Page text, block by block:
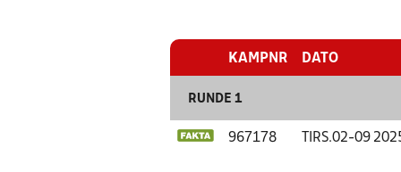
KAMPNR DATO
RUNDE 1
967178 TIRS.02-09